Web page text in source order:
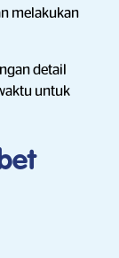
melakukan
detail
untuk